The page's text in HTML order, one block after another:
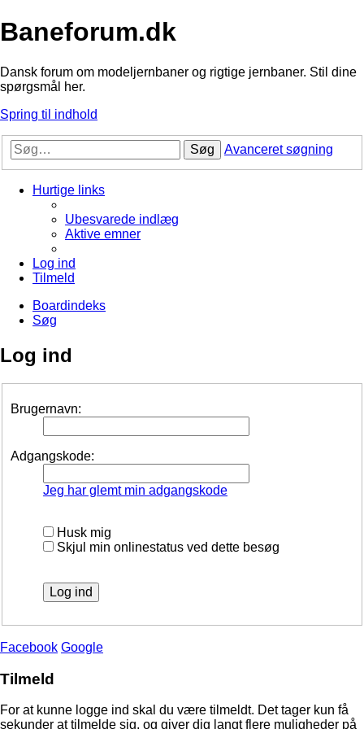
Baneforum.dk
Dansk forum om modeljernbaner og rigtige jernbaner. Stil dine
spørgsmål her.
Spring til indhold
Søg Avanceret søgning
Hurtige links
Ubesvarede indlæg
Aktive emner
Log ind
Tilmeld
Boardindeks
Søg
Log ind
Brugernavn:
Adgangskode:
Jeg har glemt min adgangskode
Husk mig
Skjul min onlinestatus ved dette besøg
Facebook Google
Tilmeld
For at kunne logge ind skal du være tilmeldt. Det tager kun få
sekunder at tilmelde sig, og giver dig langt flere muligheder på